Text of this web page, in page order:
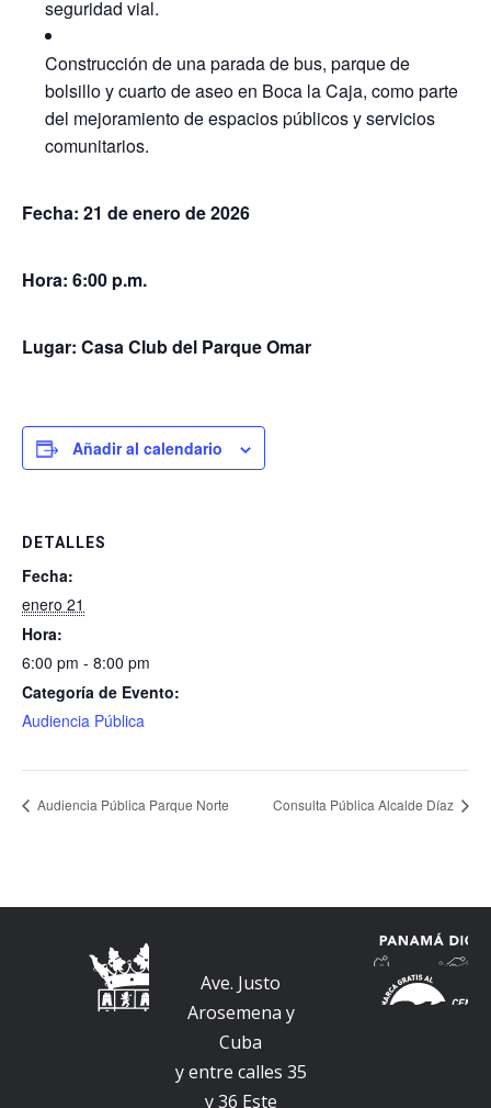
seguridad vial.
Construcción de una parada de bus, parque de
bolsillo y cuarto de aseo en Boca la Caja, como parte
del mejoramiento de espacios públicos y servicios
comunitarios.
Fecha: 21 de enero de 2026
Hora: 6:00 p.m.
Lugar: Casa Club del Parque Omar
Añadir al calendario
DETALLES
Fecha:
enero 21
Hora:
6:00 pm - 8:00 pm
Categoría de Evento:
Audiencia Pública
Audiencia Pública Parque Norte Consulta Pública Alcalde Díaz
Ave. Justo
Arosemena y
Cuba
y entre calles 35
y 36 Este